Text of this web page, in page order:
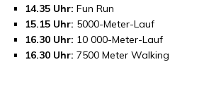
14.35 Uhr: Fun Run
15.15 Uhr: 5000-Meter-Lauf
16.30 Uhr: 10 000-Meter-Lauf
16.30 Uhr: 7500 Meter Walking